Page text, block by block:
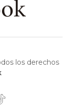
los derechos